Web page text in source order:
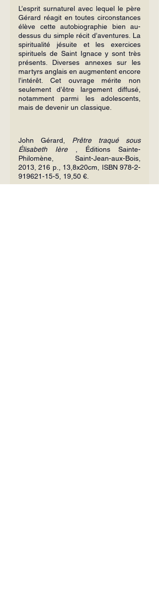
L’esprit surnaturel avec lequel le père
Gérard réagit en toutes circonstances
élève cette autobiographie bien au-
dessus du simple récit d’aventures. La
spiritualité jésuite et les exercices
spirituels de Saint Ignace y sont très
présents. Diverses annexes sur les
martyrs anglais en augmentent encore
l’intérêt. Cet ouvrage mérite non
seulement d’être largement diffusé,
notamment parmi les adolescents,
mais de devenir un classique.
John Gérard, Prêtre traqué sous
Élisabeth Ière , Éditions Sainte-
Philomène, Saint-Jean-aux-Bois,
2013, 216 p., 13,8x20cm, ISBN 978-2-
919621-15-5, 19,50 €.